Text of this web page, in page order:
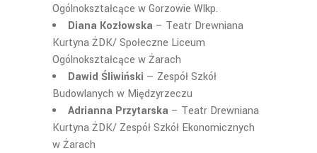
Ogólnokształcące w Gorzowie Wlkp.
Diana Kozłowska – Teatr Drewniana
Kurtyna ŻDK/ Społeczne Liceum
Ogólnokształcące w Żarach
Dawid Śliwiński — Zespół Szkół
Budowlanych w Międzyrzeczu
Adrianna Przytarska – Teatr Drewniana
Kurtyna ŻDK/ Zespół Szkół Ekonomicznych
w Żarach